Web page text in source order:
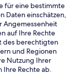
für eine bestimmte
Daten einschätzen,
Angemessenheit
auf Ihre Rechte
des berechtigten
und Regionen
Nutzung Ihrer
Rechte ab.